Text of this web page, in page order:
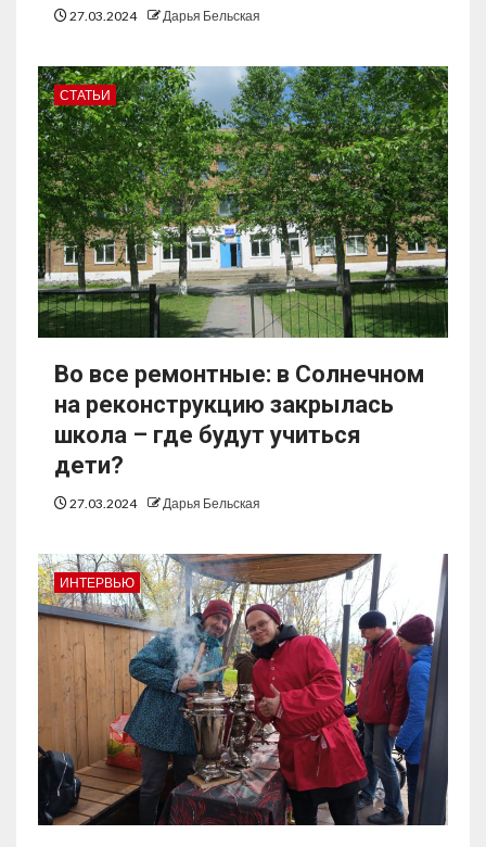
27.03.2024 Дарья Бельская
СТАТЬИ
Во все ремонтные: в Солнечном
на реконструкцию закрылась
школа – где будут учиться
дети?
27.03.2024 Дарья Бельская
ИНТЕРВЬЮ